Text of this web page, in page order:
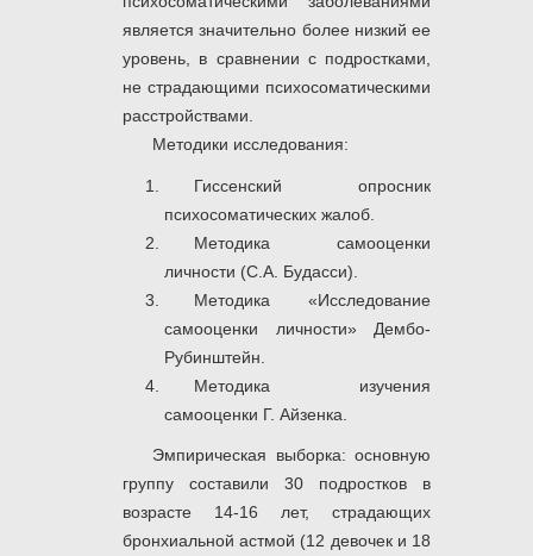
является значительно более низкий ее
уровень, в сравнении с подростками,
не страдающими психосоматическими
расстройствами.
Методики исследования:
Гиссенский опросник
психосоматических жалоб.
Методика самооценки
личности (С.А. Будасси).
Методика «Исследование
самооценки личности» Дембо-
Рубинштейн.
Методика изучения
самооценки Г. Айзенка.
Эмпирическая выборка: основную
группу составили 30 подростков в
возрасте 14-16 лет, страдающих
бронхиальной астмой (12 девочек и 18